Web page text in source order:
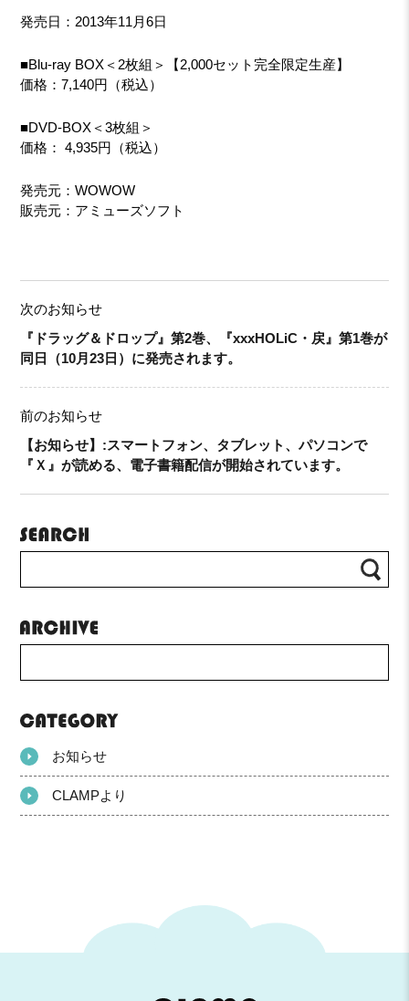
発売日：2013年11月6日
■Blu-ray BOX＜2枚組＞【2,000セット完全限定生産】
価格：7,140円（税込）
■DVD-BOX＜3枚組＞
価格： 4,935円（税込）
発売元：WOWOW
販売元：アミューズソフト
次のお知らせ
『ドラッグ＆ドロップ』第2巻、『xxxHOLiC・戻』第1巻が
同日（10月23日）に発売されます。
前のお知らせ
【お知らせ】:スマートフォン、タブレット、パソコンで
『Ｘ』が読める、電子書籍配信が開始されています。
お知らせ
CLAMPより